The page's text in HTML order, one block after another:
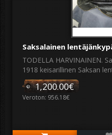
Saksalainen
TODELLA HARVINAINEN.
1918 keisarillinen Saksan
1,200.00€
Veroton: 956.18€